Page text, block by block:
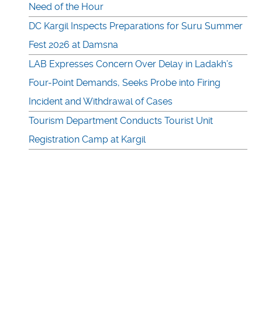
Need of the Hour
DC Kargil Inspects Preparations for Suru Summer
Fest 2026 at Damsna
LAB Expresses Concern Over Delay in Ladakh’s
Four-Point Demands, Seeks Probe into Firing
Incident and Withdrawal of Cases
Tourism Department Conducts Tourist Unit
Registration Camp at Kargil